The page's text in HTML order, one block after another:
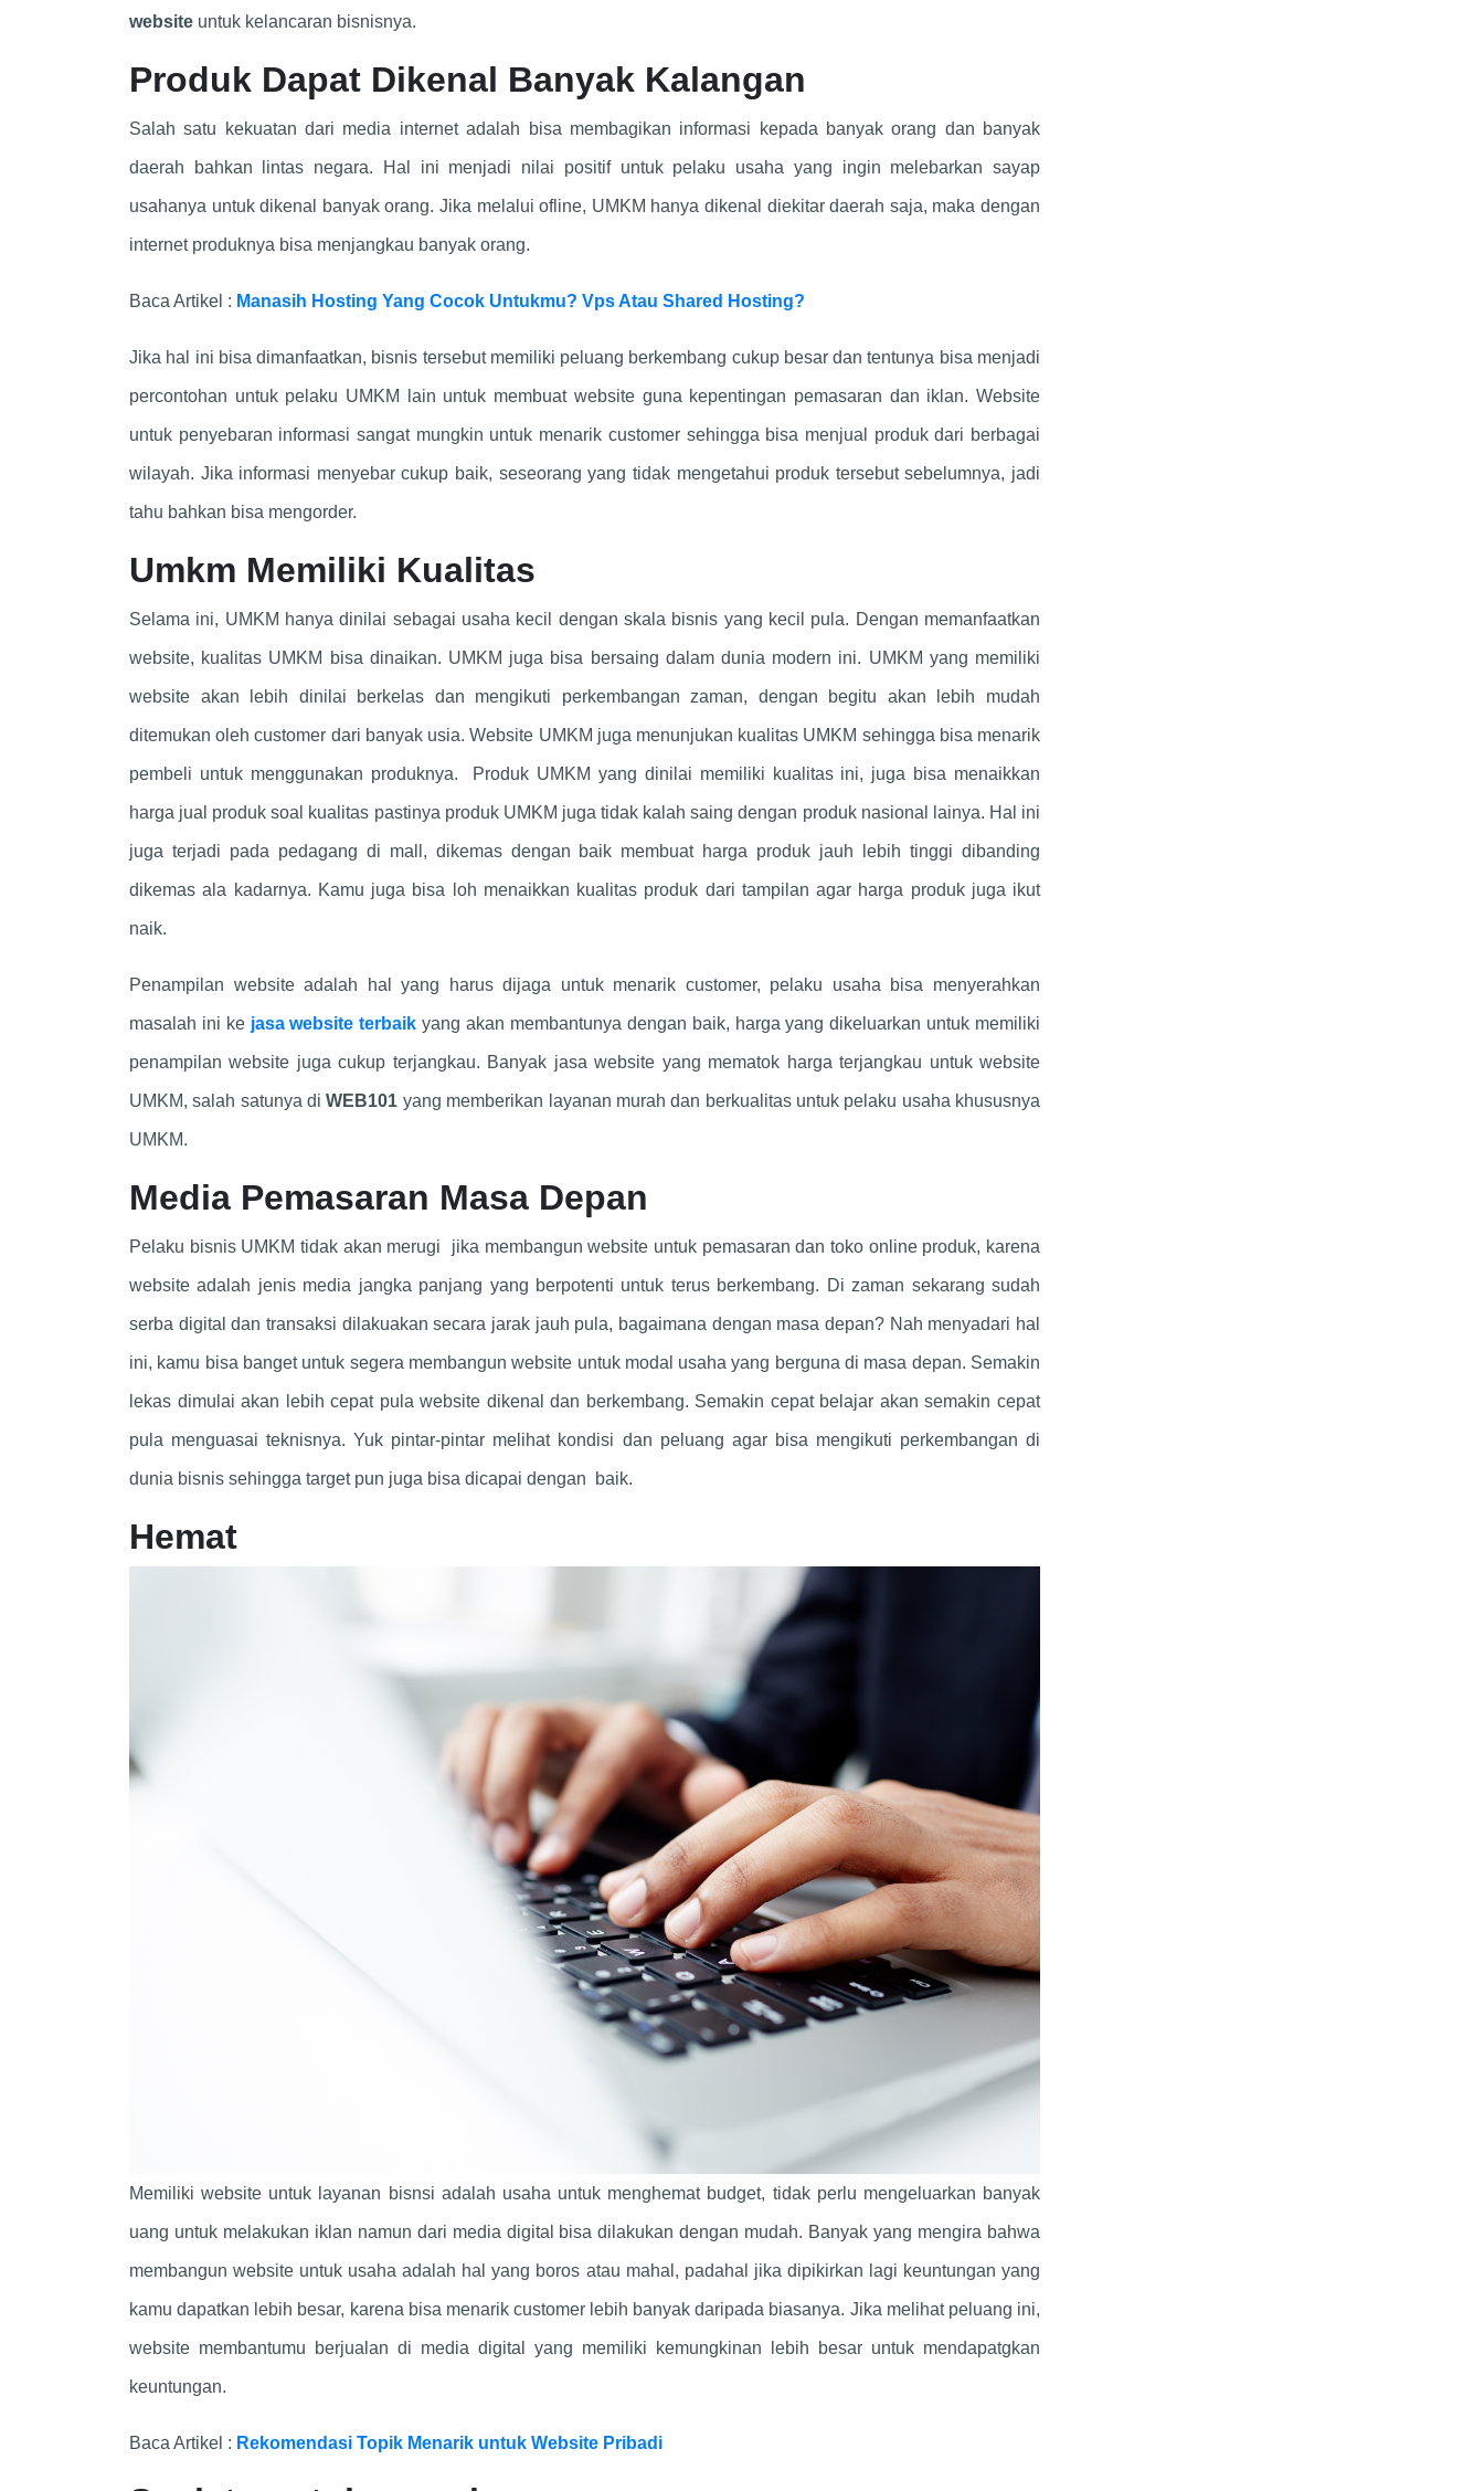
website untuk kelancaran bisnisnya.
Produk Dapat Dikenal Banyak Kalangan
Salah satu kekuatan dari media internet adalah bisa membagikan informasi kepada banyak orang dan banyak
daerah bahkan lintas negara. Hal ini menjadi nilai positif untuk pelaku usaha yang ingin melebarkan sayap
usahanya untuk dikenal banyak orang. Jika melalui ofline, UMKM hanya dikenal diekitar daerah saja, maka dengan
internet produknya bisa menjangkau banyak orang.
Baca Artikel : Manasih Hosting Yang Cocok Untukmu? Vps Atau Shared Hosting?
Jika hal ini bisa dimanfaatkan, bisnis tersebut memiliki peluang berkembang cukup besar dan tentunya bisa menjadi
percontohan untuk pelaku UMKM lain untuk membuat website guna kepentingan pemasaran dan iklan. Website
untuk penyebaran informasi sangat mungkin untuk menarik customer sehingga bisa menjual produk dari berbagai
wilayah. Jika informasi menyebar cukup baik, seseorang yang tidak mengetahui produk tersebut sebelumnya, jadi
tahu bahkan bisa mengorder.
Umkm Memiliki Kualitas
Selama ini, UMKM hanya dinilai sebagai usaha kecil dengan skala bisnis yang kecil pula. Dengan memanfaatkan
website, kualitas UMKM bisa dinaikan. UMKM juga bisa bersaing dalam dunia modern ini. UMKM yang memiliki
website akan lebih dinilai berkelas dan mengikuti perkembangan zaman, dengan begitu akan lebih mudah
ditemukan oleh customer dari banyak usia. Website UMKM juga menunjukan kualitas UMKM sehingga bisa menarik
pembeli untuk menggunakan produknya. Produk UMKM yang dinilai memiliki kualitas ini, juga bisa menaikkan
harga jual produk soal kualitas pastinya produk UMKM juga tidak kalah saing dengan produk nasional lainya. Hal ini
juga terjadi pada pedagang di mall, dikemas dengan baik membuat harga produk jauh lebih tinggi dibanding
dikemas ala kadarnya. Kamu juga bisa loh menaikkan kualitas produk dari tampilan agar harga produk juga ikut
naik.
Penampilan website adalah hal yang harus dijaga untuk menarik customer, pelaku usaha bisa menyerahkan
masalah ini ke jasa website terbaikyang akan membantunya dengan baik, harga yang dikeluarkan untuk memiliki
penampilan website juga cukup terjangkau. Banyak jasa website yang mematok harga terjangkau untuk website
UMKM, salah satunya diWEB101 yang memberikan layanan murah dan berkualitas untuk pelaku usaha khususnya
UMKM.
Media Pemasaran Masa Depan
Pelaku bisnis UMKM tidak akan merugi jika membangun website untuk pemasaran dan toko online produk, karena
website adalah jenis media jangka panjang yang berpotenti untuk terus berkembang. Di zaman sekarang sudah
serba digital dan transaksi dilakuakan secara jarak jauh pula, bagaimana dengan masa depan? Nah menyadari hal
ini, kamu bisa banget untuk segera membangun website untuk modal usaha yang berguna di masa depan. Semakin
lekas dimulai akan lebih cepat pula website dikenal dan berkembang. Semakin cepat belajar akan semakin cepat
pula menguasai teknisnya. Yuk pintar-pintar melihat kondisi dan peluang agar bisa mengikuti perkembangan di
dunia bisnis sehingga target pun juga bisa dicapai dengan baik.
Hemat
Memiliki website untuk layanan bisnsi adalah usaha untuk menghemat budget, tidak perlu mengeluarkan banyak
uang untuk melakukan iklan namun dari media digital bisa dilakukan dengan mudah. Banyak yang mengira bahwa
membangun website untuk usaha adalah hal yang boros atau mahal, padahal jika dipikirkan lagi keuntungan yang
kamu dapatkan lebih besar, karena bisa menarik customer lebih banyak daripada biasanya. Jika melihat peluang ini,
website membantumu berjualan di media digital yang memiliki kemungkinan lebih besar untuk mendapatgkan
keuntungan.
Baca Artikel : Rekomendasi Topik Menarik untuk Website Pribadi